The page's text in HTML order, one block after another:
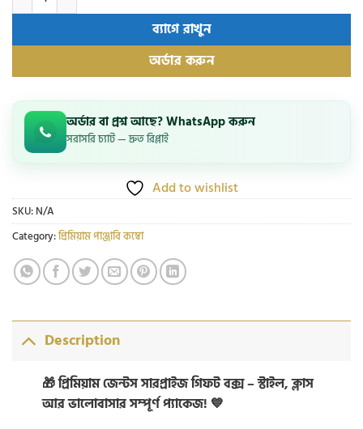
ব্যাগে রাখুন
অর্ডার করুন
অর্ডার বা প্রশ্ন আছে? WhatsApp করুন
সরাসরি চ্যাট — দ্রুত রিপ্লাই
Add to wishlist
SKU: N/A
Category:প্রিমিয়াম পাঞ্জাবি কম্বো
Description
🎁 প্রিমিয়াম জেন্টস সারপ্রাইজ গিফট বক্স – স্টাইল, ক্লাস
আর ভালোবাসার সম্পূর্ণ প্যাকেজ! 💙